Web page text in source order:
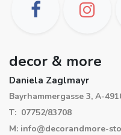
decor & more
Daniela Zaglmayr
Bayrhammergasse 3, A-
T: 07752/83708
M: info@decorandmore-